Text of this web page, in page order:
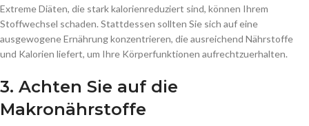
Extreme Diäten, die stark kalorienreduziert sind, können Ihrem
Stoffwechsel schaden. Stattdessen sollten Sie sich auf eine
ausgewogene Ernährung konzentrieren, die ausreichend Nährstoffe
und Kalorien liefert, um Ihre Körperfunktionen aufrechtzuerhalten.
3. Achten Sie auf die
Makronährstoffe